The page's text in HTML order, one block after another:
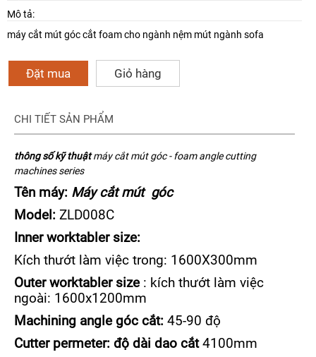
Mô tả:
máy cắt mút góc cắt foam cho ngành nệm mút ngành sofa
Đặt mua Giỏ hàng
CHI TIẾT SẢN PHẨM
thông số kỹ thuậtmáy cắt mút góc - foam angle cutting
machines series
Tên máy: Máy cắt mút góc
Model: ZLD008C
Inner worktabler size:
Kích thướt làm việc trong: 1600X300mm
Outer worktabler size: kích thướt làm việc
ngoài: 1600x1200mm
Machining angle góc cắt: 45-90 độ
Cutter permeter: độ dài dao cắt4100mm